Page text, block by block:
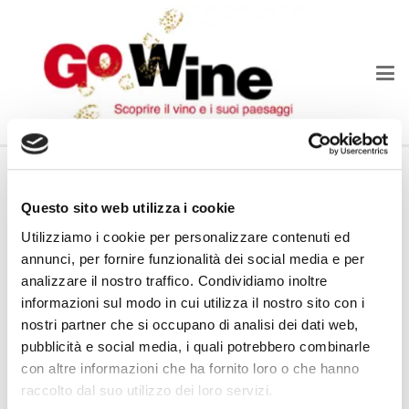
Questo sito web utilizza i cookie
Utilizziamo i cookie per personalizzare contenuti ed
annunci, per fornire funzionalità dei social media e per
analizzare il nostro traffico. Condividiamo inoltre
informazioni sul modo in cui utilizza il nostro sito con i
nostri partner che si occupano di analisi dei dati web,
pubblicità e social media, i quali potrebbero combinarle
con altre informazioni che ha fornito loro o che hanno
raccolto dal suo utilizzo dei loro servizi.
propone un appuntamento in ottobre dedicato ai vini
siciliani. La data è quella di mercoledì 18 ottobre
presso il locale Themis.
Il tema della serata è riservato all’approfondimento di
una singola regione del vino, la Sicilia.